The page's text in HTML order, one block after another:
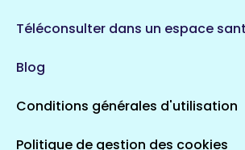
Téléconsulter dans un espace
Blog
Conditions générales d'utilisation
Politique de gestion des cookies